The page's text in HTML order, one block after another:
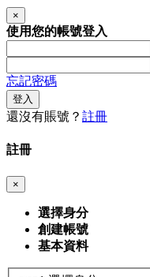
×
使用您的帳號登入
忘記密碼
登入
還沒有賬號？ 註冊
註冊
×
選擇身分
創建帳號
基本資料